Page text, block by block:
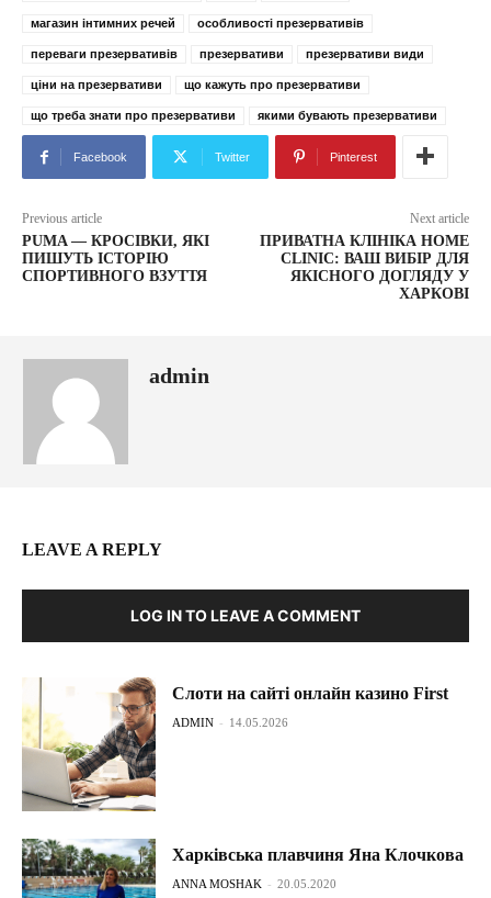
магазин інтимних речей особливості презервативів
переваги презервативів презервативи презервативи види
ціни на презервативи що кажуть про презервативи
що треба знати про презервативи якими бувають презервативи
Facebook Twitter Pinterest
Previous article
PUMA — КРОСІВКИ, ЯКІ
ПИШУТЬ ІСТОРІЮ
СПОРТИВНОГО ВЗУТТЯ
Next article
ПРИВАТНА КЛІНІКА HOME
CLINIC: ВАШ ВИБІР ДЛЯ
ЯКІСНОГО ДОГЛЯДУ У
ХАРКОВІ
admin
LEAVE A REPLY
LOG IN TO LEAVE A COMMENT
Слоти на сайті онлайн казино First
ADMIN - 14.05.2026
Харківська плавчиня Яна Клочкова
ANNA MOSHAK - 20.05.2020